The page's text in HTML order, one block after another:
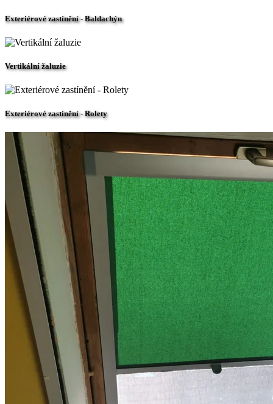
Exteriérové zastínění - Baldachýn
Vertikální žaluzie
Exteriérové zastínění - Rolety